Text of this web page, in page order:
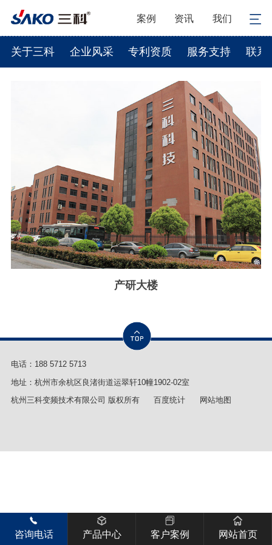
案例 资讯 我们
关于三科 企业风采 专利资质 服务支持 联系
产研大楼
电话： 188 5712 5713
地址：杭州市余杭区良渚街道运翠轩10幢1902-02室
杭州三科变频技术有限公司 版权所有
百度统计 网站地图
咨询电话 产品中心 客户案例 网站首页